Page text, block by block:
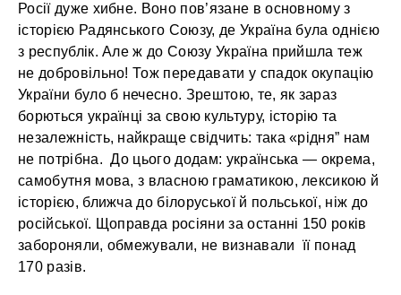
Росії дуже хибне. Воно пов’язане в основному з
історією Радянського Союзу, де Україна була однією
з республік. Але ж до Союзу Україна прийшла теж
не добровільно! Тож передавати у спадок окупацію
України було б нечесно. Зрештою, те, як зараз
борються українці за свою культуру, історію та
незалежність, найкраще свідчить: така «рідня” нам
не потрібна. До цього додам: українська — окрема,
самобутня мова, з власною граматикою, лексикою й
історією, ближча до білоруської й польської, ніж до
російської. Щоправда росіяни за останні 150 років
забороняли, обмежували, не визнавали її понад
170 разів.